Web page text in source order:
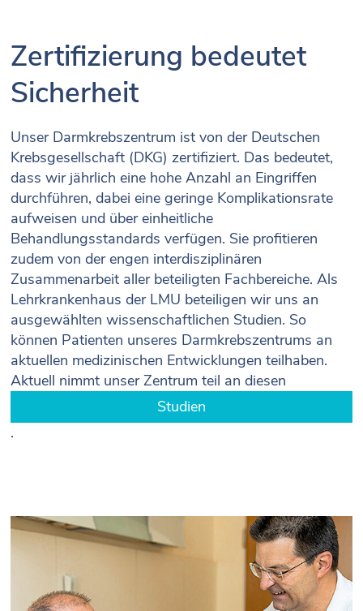
Zertifizierung bedeutet
Sicherheit
Unser Darmkrebszentrum ist von der Deutschen
Krebsgesellschaft (DKG) zertifiziert. Das bedeutet,
dass wir jährlich eine hohe Anzahl an Eingriffen
durchführen, dabei eine geringe Komplikationsrate
aufweisen und über einheitliche
Behandlungsstandards verfügen. Sie profitieren
zudem von der engen interdisziplinären
Zusammenarbeit aller beteiligten Fachbereiche. Als
Lehrkrankenhaus der LMU beteiligen wir uns an
ausgewählten wissenschaftlichen Studien. So
können Patienten unseres Darmkrebszentrums an
aktuellen medizinischen Entwicklungen teilhaben.
Aktuell nimmt unser Zentrum teil an diesen
Studien
.